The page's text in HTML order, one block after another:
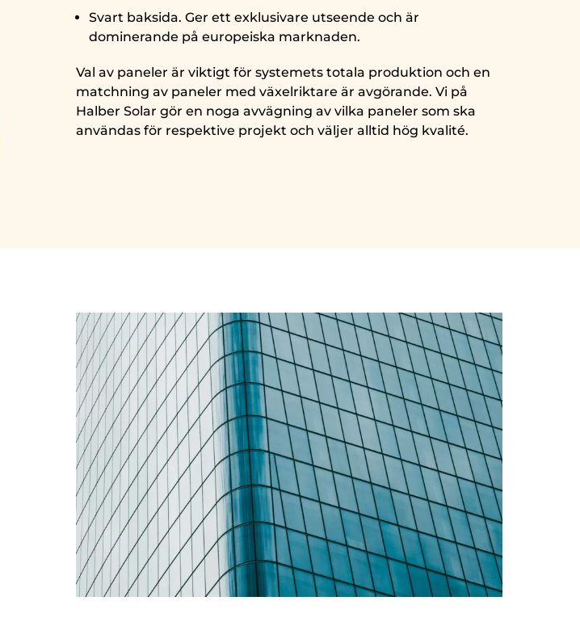
Svart baksida. Ger ett exklusivare utseende och är
dominerande på europeiska marknaden.
Val av paneler är viktigt för systemets totala produktion och en
matchning av paneler med växelriktare är avgörande. Vi på
Halber Solar gör en noga avvägning av vilka paneler som ska
användas för respektive projekt och väljer alltid hög kvalité.